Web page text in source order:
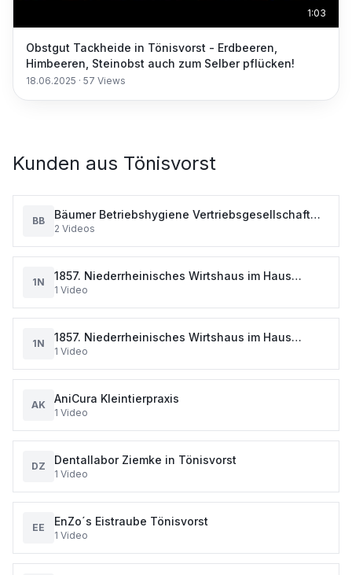
1:03
Obstgut Tackheide in Tönisvorst - Erdbeeren,
Himbeeren, Steinobst auch zum Selber pflücken!
18.06.2025 · 57 Views
Kunden aus Tönisvorst
BB
Bäumer Betriebshygiene Vertriebsgesellschaft
Tönisvorst
2 Videos
1N
1857. Niederrheinisches Wirtshaus im Haus
Wirichs in Tönisvorst für Ihr Event.
1 Video
1N
1857. Niederrheinisches Wirtshaus im Haus
Wirichs in Tönisvorst.
1 Video
AK AniCura Kleintierpraxis
1 Video
DZ Dentallabor Ziemke in Tönisvorst
1 Video
EE EnZo´s Eistraube Tönisvorst
1 Video